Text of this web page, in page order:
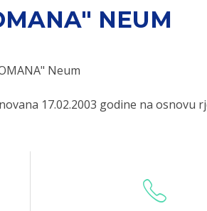
NEUM
Neum
17.02.2003 godine na